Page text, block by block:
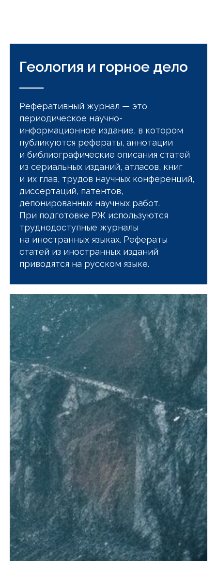
Геология и горное дело
Реферативный журнал — это
периодическое научно-
информационное издание, в котором
публикуются рефераты, аннотации
и библиографические описания статей
из сериальных изданий, атласов, книг
и их глав, трудов научных конференций,
диссертаций, патентов,
депонированных научных работ.
При подготовке РЖ используются
труднодоступные журналы
на иностранных языках. Рефераты
статей из иностранных изданий
приводятся на русском языке.